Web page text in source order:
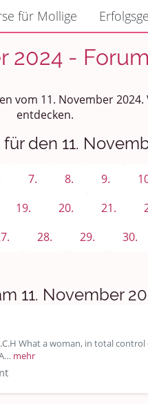
für Mollige
2024 -
vom 11. November
entdecken.
den 11.
7. 8. 9.
19. 20. 21.
28. 29. 30.
11. November
What a woman, in total control
mehr